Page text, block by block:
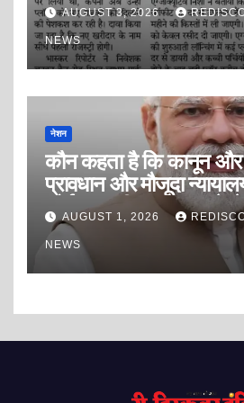
की पत्रकारिता? या सफेद
पत्रकारिता?
AUGUST 3, 2026
NEWS
नेशन
कौन कहता है कि कानून और
प्रावधान और मौजूदा
कोई अपराधी अपराध करने
AUGUST 1, 2026
NEWS